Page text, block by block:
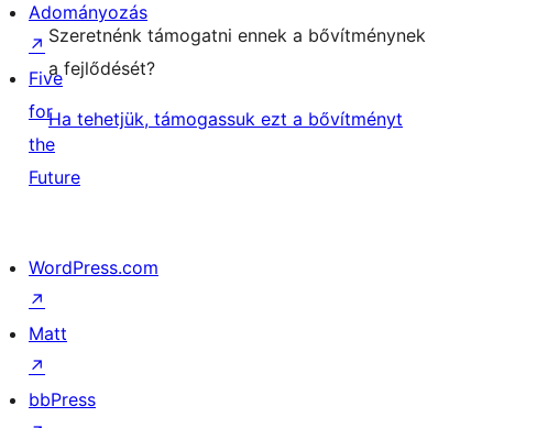
Szeretnénk támogatni ennek a bővítménynek
a fejlődését?
Ha tehetjük, támogassuk ezt a bővítményt
Adományozás
↗
Five
for
the
Future
WordPress.com
↗
Matt
↗
bbPress